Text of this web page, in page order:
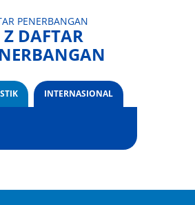
PENERBANGAN
DAFTAR
INTERNASIONAL